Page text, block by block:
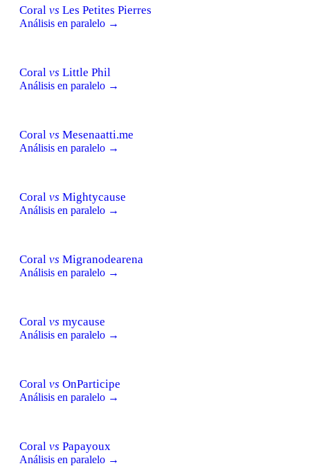
Coral vs Les Petites Pierres
Análisis en paralelo →
Coral vs Little Phil
Análisis en paralelo →
Coral vs Mesenaatti.me
Análisis en paralelo →
Coral vs Mightycause
Análisis en paralelo →
Coral vs Migranodearena
Análisis en paralelo →
Coral vs mycause
Análisis en paralelo →
Coral vs OnParticipe
Análisis en paralelo →
Coral vs Papayoux
Análisis en paralelo →